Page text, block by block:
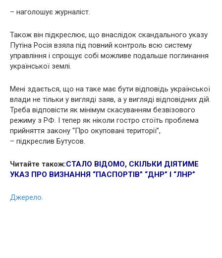
– наголошує журналіст.
Також він підкреслює, що внаслідок скандального указу
Путіна Росія взяла під повний контроль всю систему
управління і спрощує собі можливе подальше поглинання
української землі.
Мені здається, що на таке має бути відповідь української
влади не тільки у вигляді заяв, а у вигляді відповідних дій.
Треба відповісти як мінімум скасуванням безвізового
режиму з РФ. І тепер як ніколи гостро стоїть проблема
прийняття закону “Про окуповані території”,
– підкреслив Бутусов.
Читайте також:СТАЛО ВІДОМО, СКІЛЬКИ ДІЯТИМЕ
УКАЗ ПРО ВИЗНАННЯ “ПАСПОРТІВ” “ДНР” І “ЛНР”
Джерело.